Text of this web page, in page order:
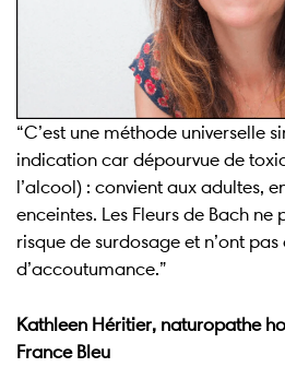
“C’est une méthode universelle
indication car dépourvue de
l’alcool) : convient aux adultes,
enceintes. Les Fleurs de Bach ne
risque de surdosage et n’ont
d’accoutumance.”
Kathleen Héritier, naturopathe
France Bleu